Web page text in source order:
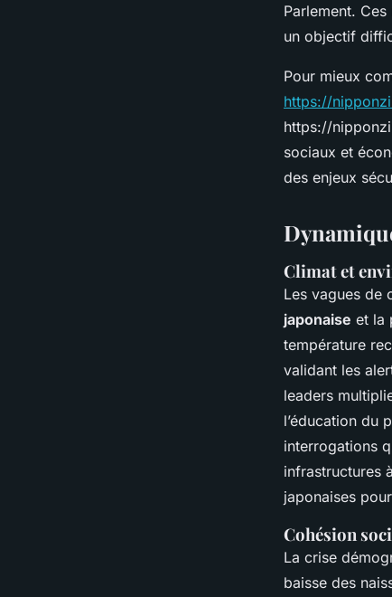
Parlement.
un objectif
Pour mieux
https://
https://
sociaux et
des enjeux
Climat et
Les vagues de
japonaise et la
température
validant les
leaders
l’éducation du
interrogations
infrastructures
japonaises
Cohésion
La crise
baisse des